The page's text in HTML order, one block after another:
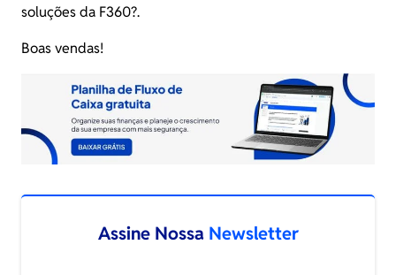
soluções da F360?.
Boas vendas!
Assine Nossa Newsletter